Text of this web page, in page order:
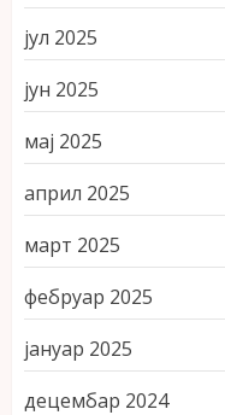
јул 2025
јун 2025
мај 2025
април 2025
март 2025
фебруар 2025
јануар 2025
децембар 2024